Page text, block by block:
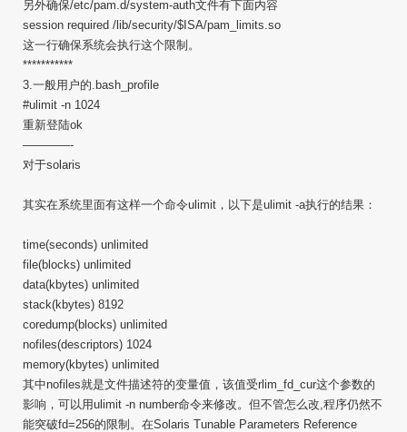
另外确保/etc/pam.d/system-auth文件有下面内容
session required /lib/security/$ISA/pam_limits.so
这一行确保系统会执行这个限制。
***********
3.一般用户的.bash_profile
#ulimit -n 1024
重新登陆ok
————-
对于solaris
其实在系统里面有这样一个命令ulimit，以下是ulimit -a执行的结果：
time(seconds) unlimited
file(blocks) unlimited
data(kbytes) unlimited
stack(kbytes) 8192
coredump(blocks) unlimited
nofiles(descriptors) 1024
memory(kbytes) unlimited
其中nofiles就是文件描述符的变量值，该值受rlim_fd_cur这个参数的
影响，可以用ulimit -n number命令来修改。但不管怎么改,程序仍然不
能突破fd=256的限制。在Solaris Tunable Parameters Reference